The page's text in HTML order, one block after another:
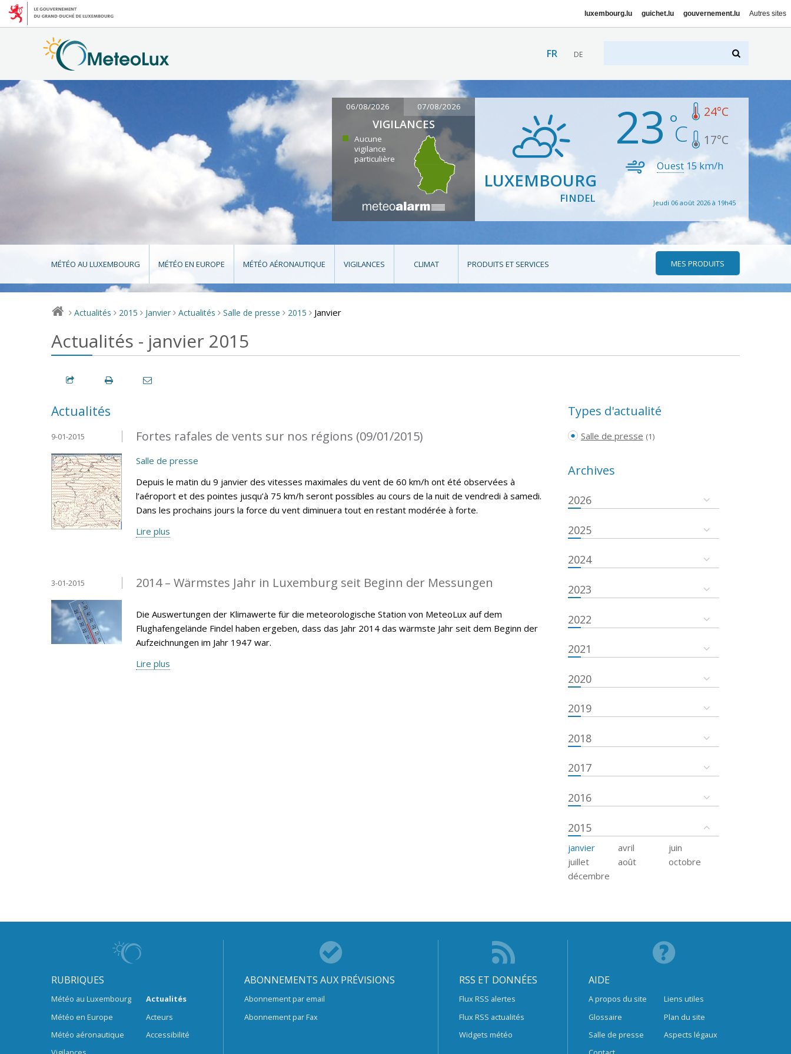
luxembourg.lu guichet.lu gouvernement.lu Autres sites
FR DE
06/08/2026 07/08/2026
VIGILANCES
Aucune
vigilance
particulière
LUXEMBOURG
FINDEL
23 24°C
17°C
Ouest 15 km/h
Jeudi 06 août 2026 à 19h45
MÉTÉO AU LUXEMBOURG MÉTÉO EN EUROPE MÉTÉO AÉRONAUTIQUE VIGILANCES CLIMAT PRODUITS ET SERVICES MES PRODUITS
> Actualités > 2015 > Janvier > Actualités > Salle de presse > 2015 > Janvier
Actualités - janvier 2015
Actualités
Fortes rafales de vents sur nos régions (09/01/2015)
9-01-2015
Salle de presse
Depuis le matin du 9 janvier des vitesses maximales du vent de 60 km/h ont été observées à
l’aéroport et des pointes jusqu’à 75 km/h seront possibles au cours de la nuit de vendredi à samedi.
Dans les prochains jours la force du vent diminuera tout en restant modérée à forte.
Lire plus
2014 – Wärmstes Jahr in Luxemburg seit Beginn der Messungen
3-01-2015
Die Auswertungen der Klimawerte für die meteorologische Station von MeteoLux auf dem
Flughafengelände Findel haben ergeben, dass das Jahr 2014 das wärmste Jahr seit dem Beginn der
Aufzeichnungen im Jahr 1947 war.
Lire plus
Types d'actualité
Salle de presse (1)
Archives
2026
2025
2024
2023
2022
2021
2020
2019
2018
2017
2016
2015
janvier avril
juin
juillet
août
octobre
décembre
RUBRIQUES
Météo au Luxembourg
Météo en Europe
Météo aéronautique
Actualités
Acteurs
Accessibilité
ABONNEMENTS AUX PRÉVISIONS
Abonnement par email
Abonnement par Fax
RSS ET DONNÉES
Flux RSS alertes
Flux RSS actualités
Widgets météo
AIDE
A propos du site
Glossaire
Salle de presse
Liens utiles
Plan du site
Aspects légaux